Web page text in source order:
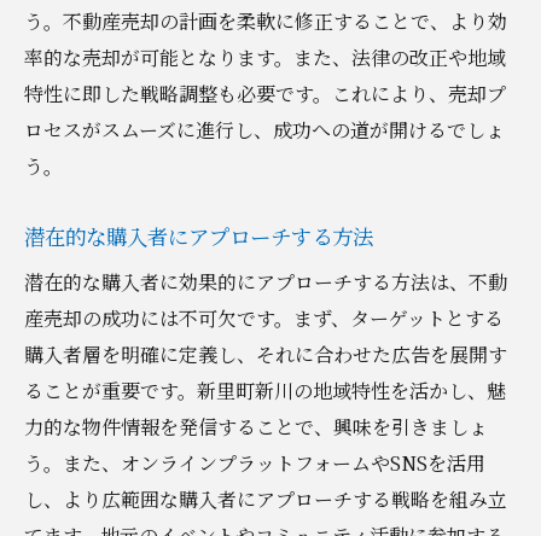
う。不動産売却の計画を柔軟に修正することで、より効
率的な売却が可能となります。また、法律の改正や地域
特性に即した戦略調整も必要です。これにより、売却プ
ロセスがスムーズに進行し、成功への道が開けるでしょ
う。
潜在的な購入者にアプローチする方法
潜在的な購入者に効果的にアプローチする方法は、不動
産売却の成功には不可欠です。まず、ターゲットとする
購入者層を明確に定義し、それに合わせた広告を展開す
ることが重要です。新里町新川の地域特性を活かし、魅
力的な物件情報を発信することで、興味を引きましょ
う。また、オンラインプラットフォームやSNSを活用
し、より広範囲な購入者にアプローチする戦略を組み立